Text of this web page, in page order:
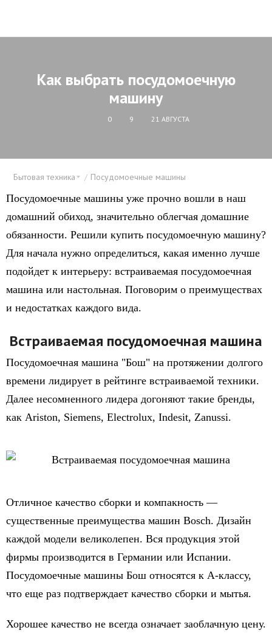
Как выбрать посудомоечную
машину
0 9 21 АВГУСТА
Бытовая техника Посудомоечные машины
Посудомоечные машины уже прочно вошли в наш
домашний обиход, значительно облегчая домашние
обязанности. Решили купить посудомоечную машину?
Для начала нужно определиться, какая именно лучше
подойдет к интерьеру: встраиваемая посудомоечная
машина или настольная. Поговорим о преимуществах
и недостатках каждого вида.
Встраиваемая посудомоечная машина
Посудомоечная машина "Бош" на протяжении долгого
времени лидирует в рейтинге встраиваемой техники.
Далее несомненного лидера догоняют такие бренды,
как Ariston, Siemens, Electrolux, Indesit, Zanussi.
Отличное качество сборки и компакность —
существенные преимущества машин Bosch. Дизайн
каждой модели великолепен. Вся продукция этой
фирмы производится в Германии или Испании.
Посудомоечные машины Бош относятся к А-классу,
что еще раз подтверждает качество сборки и мытья.
Хорошее качество не всегда означает заоблачную цену.